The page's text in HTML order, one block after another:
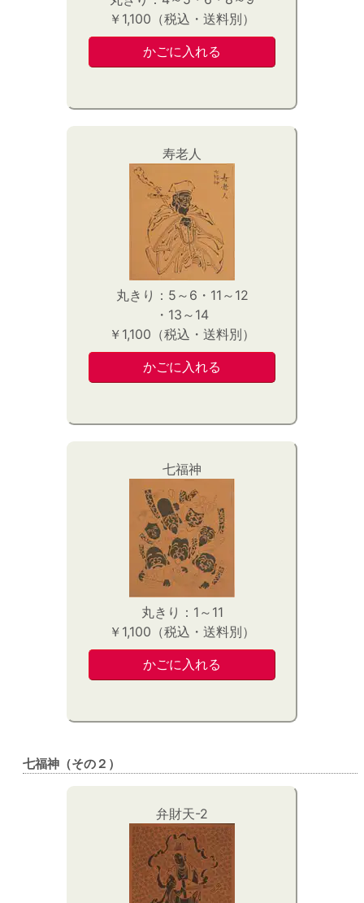
￥1,100（税込・送料別）
寿老人
丸きり：5～6・11～12
・13～14
￥1,100（税込・送料別）
七福神
丸きり：1～11
￥1,100（税込・送料別）
七福神（その２）
弁財天-2